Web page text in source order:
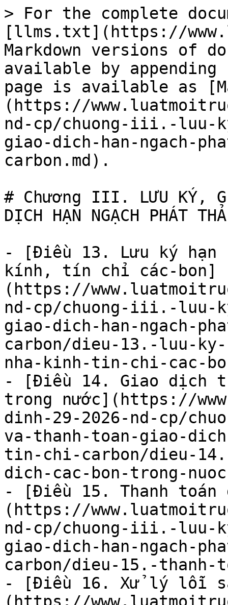
> For the complete
[llms.txt](https://
Markdown versions of
available by
page is available as
(https://
nd-cp/chuong-iii.-luu-
giao-dich-han-ngach-
carbon.md).
# Chương III. LƯU KÝ,
DỊCH HẠN NGẠCH PHÁT
- [Điều 13. Lưu ký hạn
kính, tín chỉ các-bon]
(https://
nd-cp/chuong-iii.-luu-
giao-dich-han-ngach-
carbon/dieu-13.-luu-
nha-kinh-tin-chi-cac-
- [Điều 14. Giao dịch
trong nước](https://
dinh-29-2026-nd-cp/
va-thanh-toan-giao-
tin-chi-carbon/dieu-
dich-cac-bon-trong-
- [Điều 15. Thanh
(https://
nd-cp/chuong-iii.-luu-
giao-dich-han-ngach-
carbon/dieu-15.-thanh-
- [Điều 16. Xử lý lỗi